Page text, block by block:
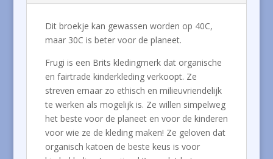
Dit broekje kan gewassen worden op 40C,
maar 30C is beter voor de planeet.
Frugi is een Brits kledingmerk dat organische
en fairtrade kinderkleding verkoopt. Ze
streven ernaar zo ethisch en milieuvriendelijk
te werken als mogelijk is. Ze willen simpelweg
het beste voor de planeet en voor de kinderen
voor wie ze de kleding maken! Ze geloven dat
organisch katoen de beste keus is voor